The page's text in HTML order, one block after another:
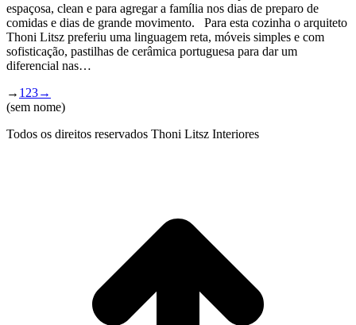
espaçosa, clean e para agregar a família nos dias de preparo de
comidas e dias de grande movimento. Para esta cozinha o arquiteto
Thoni Litsz preferiu uma linguagem reta, móveis simples e com
sofisticação, pastilhas de cerâmica portuguesa para dar um
diferencial nas…
→ 1 23→
(sem nome)
Todos os direitos reservados Thoni Litsz Interiores